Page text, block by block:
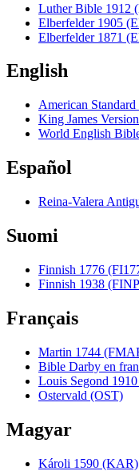
Luther Bible 1912
Elberfelder 1905
Elberfelder 1871
English
American
King James
World English
Español
Reina-Valera
Suomi
Finnish 1776
Finnish 1938
Français
Martin 1744
Bible Darby en
Louis Segond
Ostervald (OST)
Magyar
Károli 1590 (KAR)